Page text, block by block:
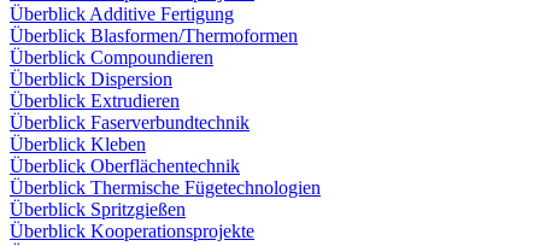
Überblick Additive Fertigung
Überblick Blasformen/Thermoformen
Überblick Compoundieren
Überblick Dispersion
Überblick Extrudieren
Überblick Faserverbundtechnik
Überblick Kleben
Überblick Oberflächentechnik
Überblick Thermische Fügetechnologien
Überblick Spritzgießen
Überblick Kooperationsprojekte